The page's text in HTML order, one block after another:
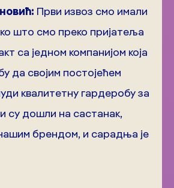
Први извоз смо имали
што смо преко пријатеља
са једном компанијом која
да својим постојећем
квалитетну гардеробу за
су дошли на састанак,
брендом, и сарадња је